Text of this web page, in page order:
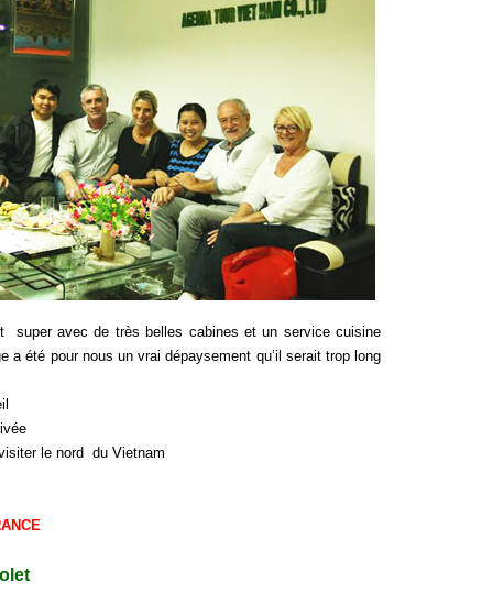
super avec de très belles cabines et un service cuisine
été pour nous un vrai dépaysement qu’il serait trop long
le nord du Vietnam